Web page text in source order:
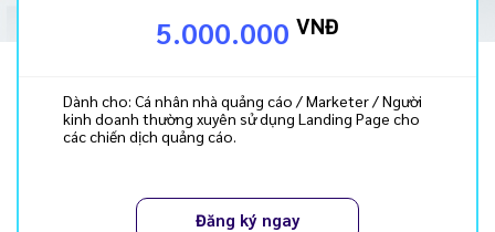
5.000.000 VNĐ
Dành cho: Cá nhân nhà quảng cáo / Marketer / Người
kinh doanh thường xuyên sử dụng Landing Page cho
các chiến dịch quảng cáo.
Đăng ký ngay